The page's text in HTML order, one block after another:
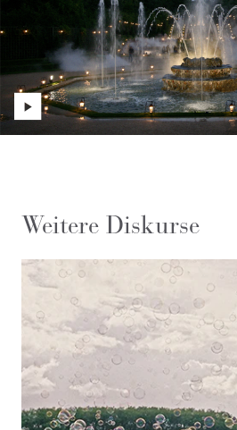
Weitere Diskurse